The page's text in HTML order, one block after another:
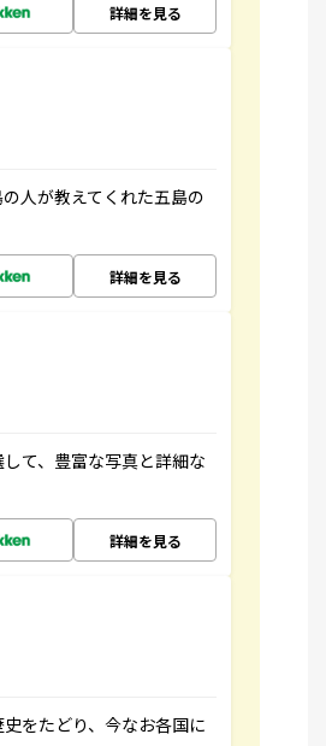
詳細を見る
人が教えてくれた五島の
詳細を見る
て、豊富な写真と詳細な
詳細を見る
をたどり、今なお各国に